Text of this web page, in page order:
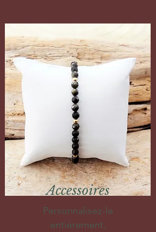
Accessoires
Personnalisez-le
entièrement.